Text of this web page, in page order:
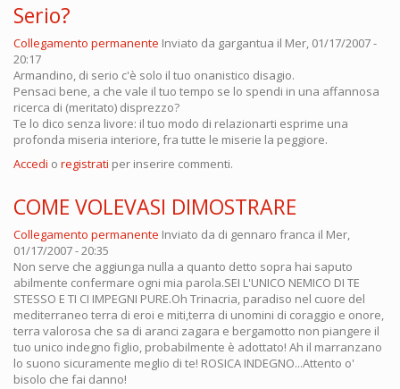
Serio?
Collegamento permanente Inviato da gargantua il Mer, 01/17/2007 -
20:17
Armandino, di serio c'è solo il tuo onanistico disagio.
Pensaci bene, a che vale il tuo tempo se lo spendi in una affannosa
ricerca di (meritato) disprezzo?
Te lo dico senza livore: il tuo modo di relazionarti esprime una
profonda miseria interiore, fra tutte le miserie la peggiore.
Accedi o registrati per inserire commenti.
COME VOLEVASI DIMOSTRARE
Collegamento permanente Inviato da di gennaro franca il Mer,
01/17/2007 - 20:35
Non serve che aggiunga nulla a quanto detto sopra hai saputo
abilmente confermare ogni mia parola.SEI L'UNICO NEMICO DI TE
STESSO E TI CI IMPEGNI PURE.Oh Trinacria, paradiso nel cuore del
mediterraneo terra di eroi e miti,terra di unomini di coraggio e onore,
terra valorosa che sa di aranci zagara e bergamotto non piangere il
tuo unico indegno figlio, probabilmente è adottato! Ah il marranzano
lo suono sicuramente meglio di te! ROSICA INDEGNO...Attento o'
bisolo che fai danno!